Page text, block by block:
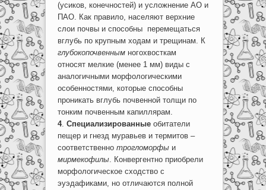
(усиков, конечностей) и усложнение АО и
ПАО. Как правило, населяют верхние
слои почвы и способны перемещаться
вглубь по крупным ходам и трещинам. К
глубокопочвеннымногохвосткам
относят мелкие (менее 1 мм) виды с
аналогичными морфологическими
особенностями, которые способны
проникать вглубь почвенной толщи по
тонким почвенным капиллярам.
4. Cпециализированныеобитатели
пещер и гнезд муравьев и термитов –
соответственно трогломорфыи
мирмекофилы. Конвергентно приобрели
морфологическое сходство с
эуэдафиками, но отличаются полной